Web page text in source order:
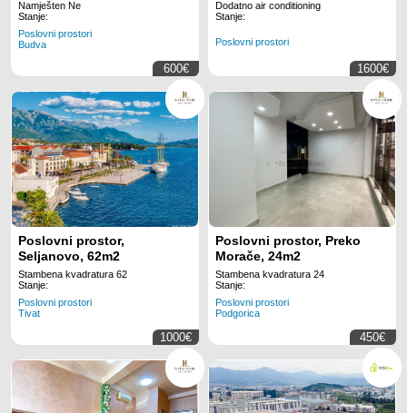
Namješten Ne
Stanje:
Poslovni prostori
Budva
600€
Kuće Rakićau
Podgorici
Dodatno air conditioning
Stanje:
Poslovni prostori
1600€
Poslovni prostor,
Seljanovo, 62m2
Stambena kvadratura 62
Stanje:
Poslovni prostori
Tivat
1000€
Poslovni prostor, Preko
Morače, 24m2
Stambena kvadratura 24
Stanje:
Poslovni prostori
Podgorica
450€